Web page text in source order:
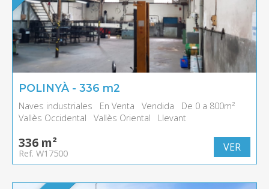
POLINYÀ - 336 m2
Naves industriales En Venta Vendida
De 0 a 800m²
Vallès Occidental
Vallès Oriental Llevant
336 m²
Ref. W17500 VER